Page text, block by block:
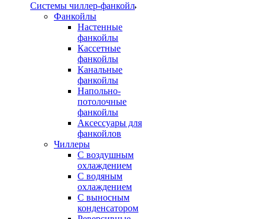
Системы чиллер-фанкойл
Фанкойлы
Настенные
фанкойлы
Кассетные
фанкойлы
Канальные
фанкойлы
Напольно-
потолочные
фанкойлы
Аксессуары для
фанкойлов
Чиллеры
С воздушным
охлаждением
С водяным
охлаждением
С выносным
конденсатором